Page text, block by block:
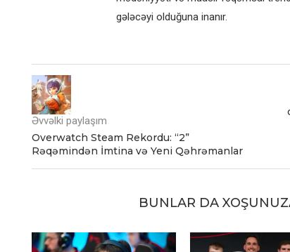
gələcəyi olduğuna inanır.
Əvvəlki paylaşım
Overwatch Steam Rekordu: “2”
Rəqəmindən İmtina və Yeni Qəhrəmanlar
BUNLAR DA